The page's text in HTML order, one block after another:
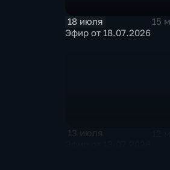
18 июля
15
Эфир от 18.07.2026
13 июля